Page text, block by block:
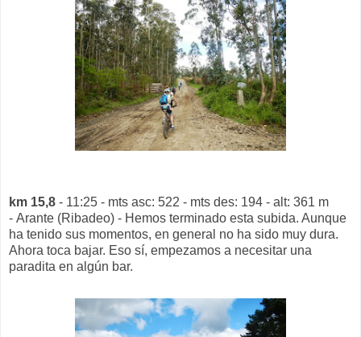
km 15,8 - 11:25 - mts asc: 522 - mts des: 194 - alt: 361 m
- Arante (Ribadeo) - Hemos terminado esta subida. Aunque
ha tenido sus momentos, en general no ha sido muy dura.
Ahora toca bajar. Eso sí, empezamos a necesitar una
paradita en algún bar.